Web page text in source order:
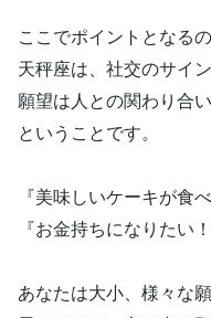
ここでポイントとなる
天秤座は、社交のサイン
願望は人との関わり合
ということです。
『美味しいケーキが食
『お金持ちになりたい
あなたは大小、様々な